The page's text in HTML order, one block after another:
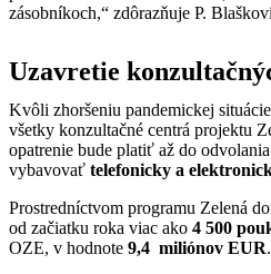
zásobníkoch,“ zdôrazňuje P.
Uzavretie
Kvôli zhoršeniu pandemickej
všetky konzultačné centrá projektu
opatrenie bude platiť až do
vybavovať telefonicky a
Prostredníctvom programu Zelená
od začiatku roka viac ako 4 500
OZE, v hodnote 9,4 miliónov EUR.